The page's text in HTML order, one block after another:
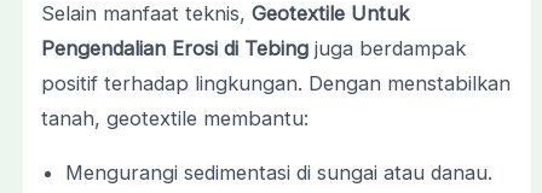
Selain manfaat teknis, Geotextile Untuk
Pengendalian Erosi di Tebingjuga berdampak
positif terhadap lingkungan. Dengan menstabilkan
tanah, geotextile membantu:
Mengurangi sedimentasi di sungai atau danau.